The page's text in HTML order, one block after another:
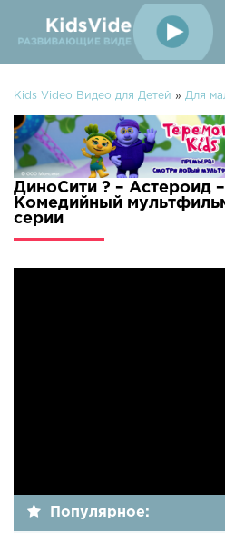
Kids Video Видео для Детей » Для
ДиноСити ? – Астероид
Комедийный
серии
Популярное: